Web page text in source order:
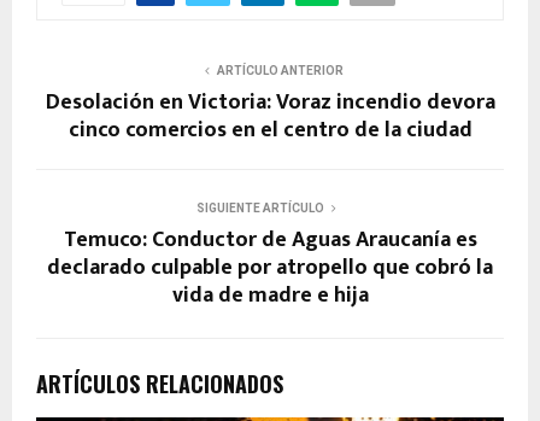
ARTÍCULO ANTERIOR
Desolación en Victoria: Voraz incendio devora
cinco comercios en el centro de la ciudad
SIGUIENTE ARTÍCULO
Temuco: Conductor de Aguas Araucanía es
declarado culpable por atropello que cobró la
vida de madre e hija
ARTÍCULOS RELACIONADOS